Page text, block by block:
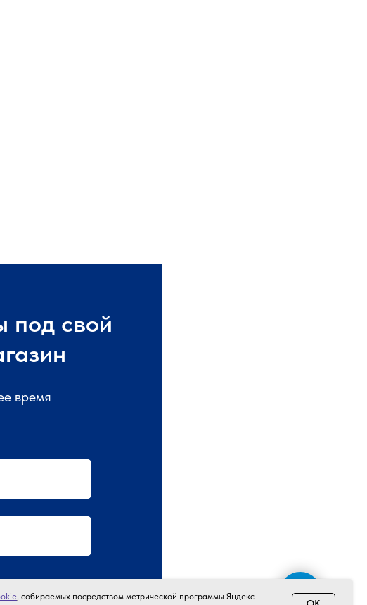
под свой
время
обработки
, собираемых посредством метрической программы Яндекс
Напишите нам в МАКС